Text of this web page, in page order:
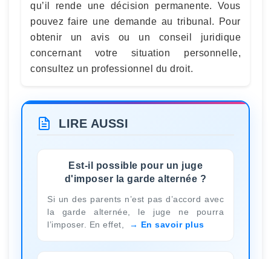
qu’il rende une décision permanente. Vous
pouvez faire une demande au tribunal. Pour
obtenir un avis ou un conseil juridique
concernant votre situation personnelle,
consultez un professionnel du droit.
LIRE AUSSI
Est-il possible pour un juge
d'imposer la garde alternée ?
Si un des parents n’est pas d’accord avec
la garde alternée, le juge ne pourra
l’imposer. En effet,
En savoir plus